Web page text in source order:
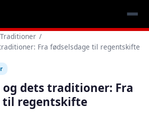
Fra fødselsdage til regentskifte
og dets traditioner: Fra
til regentskifte